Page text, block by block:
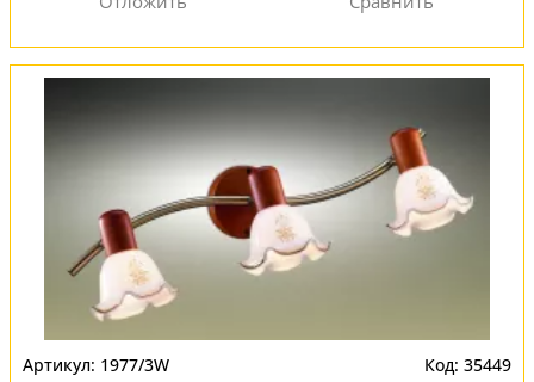
1977/3W 35449